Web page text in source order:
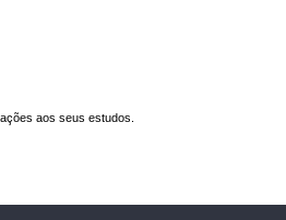
aos seus estudos.